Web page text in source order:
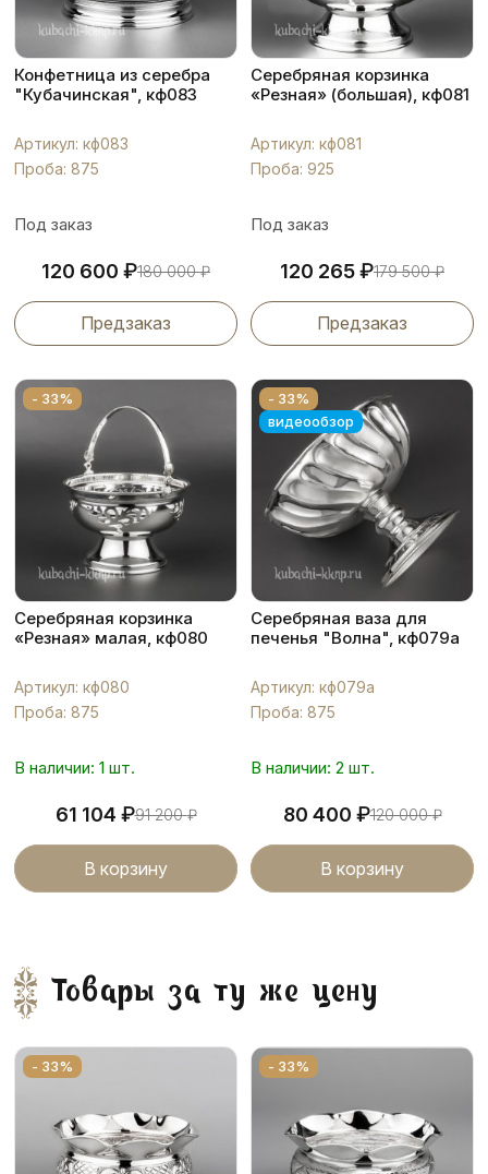
Конфетница из серебра
"Кубачинская", кф083
Артикул: кф083
Проба: 875
Под заказ
120 600 ₽180 000₽
Предзаказ
Серебряная корзинка
«Резная» (большая), кф081
Артикул: кф081
Проба: 925
Под заказ
120 265₽179 500₽
Предзаказ
- 33%
Серебряная корзинка
«Резная» малая, кф080
Артикул: кф080
Проба: 875
В наличии: 1 шт.
61 104 ₽91 200₽
В корзину
- 33%
видеообзор
Серебряная ваза для
печенья "Волна", кф079а
Артикул: кф079а
Проба: 875
В наличии: 2 шт.
80 400 ₽120 000₽
В корзину
Товары за ту же цену
- 33% - 33%